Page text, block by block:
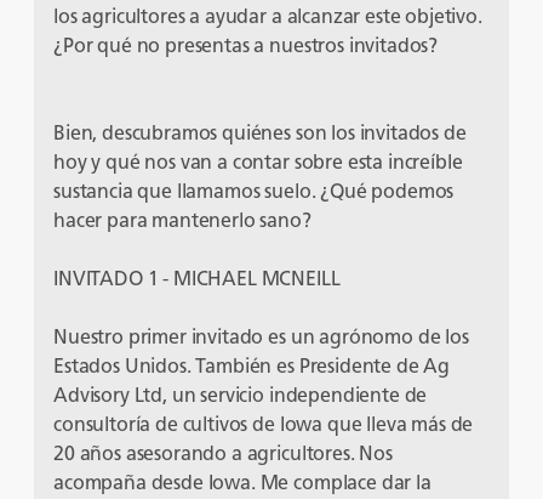
los agricultores a ayudar a alcanzar este objetivo.
¿Por qué no presentas a nuestros invitados?
Bien, descubramos quiénes son los invitados de
hoy y qué nos van a contar sobre esta increíble
sustancia que llamamos suelo. ¿Qué podemos
hacer para mantenerlo sano?
INVITADO 1 - MICHAEL MCNEILL
Nuestro primer invitado es un agrónomo de los
Estados Unidos. También es Presidente de Ag
Advisory Ltd, un servicio independiente de
consultoría de cultivos de Iowa que lleva más de
20 años asesorando a agricultores. Nos
acompaña desde Iowa. Me complace dar la